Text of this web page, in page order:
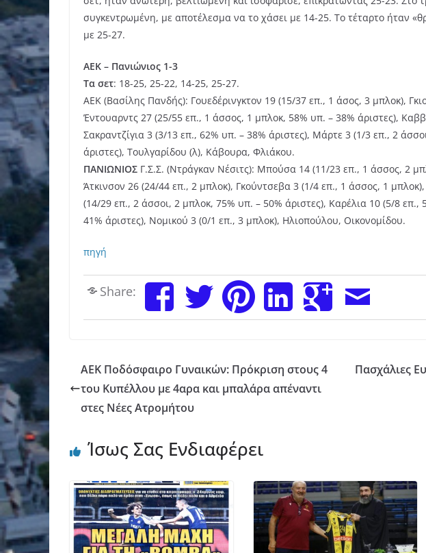
συγκεντρωμένη, με αποτέλεσμα να το χάσει με 14-25. Το τέταρτο ήταν
με 25-27.
ΑΕΚ – Πανιώνιος 1-3
Τα σετ: 18-25, 25-22, 14-25, 25-27.
ΑΕΚ (Βασίλης Πανδής): Γουεδέρινγκτον 19 (15/37 επ., 1 άσος, 3 μπλοκ),
Έντουαρντς 27 (25/55 επ., 1 άσσος, 1 μπλοκ, 58% υπ. – 38% άριστες),
Σακραντζίγια 3 (3/13 επ., 62% υπ. – 38% άριστες), Μάρτε 3 (1/3 επ., 2
άριστες), Τουλγαρίδου (λ), Κάβουρα, Φλιάκου.
ΠΑΝΙΩΝΙΟΣ Γ.Σ.Σ. (Ντράγκαν Νέσιτς): Μπούσα 14 (11/23 επ., 1 άσσος, 2
Άτκινσον 26 (24/44 επ., 2 μπλοκ), Γκούντσεβα 3 (1/4 επ., 1 άσσος, 1 μπλοκ),
(14/29 επ., 2 άσσοι, 2 μπλοκ, 75% υπ. – 50% άριστες), Καρέλια 10 (5/8
41% άριστες), Νομικού 3 (0/1 επ., 3 μπλοκ), Ηλιοπούλου, Οικονομίδου.
πηγή
Share:
ΑΕΚ Ποδόσφαιρο Γυναικών: Πρόκριση στους 4
του Κυπέλλου με 4αρα και μπαλάρα απέναντι
στες Νέες Ατρομήτου
Πασχάλιες
Ίσως Σας Ενδιαφέρει